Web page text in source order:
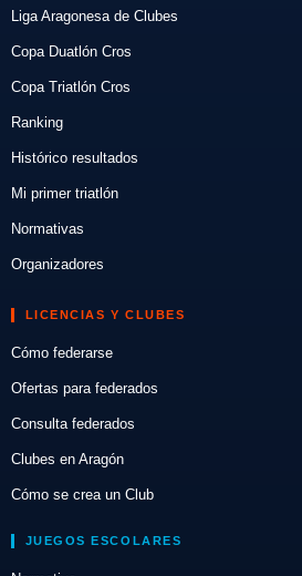
Liga Aragonesa de Clubes
Copa Duatlón Cros
Copa Triatlón Cros
Ranking
Histórico resultados
Mi primer triatlón
Normativas
Organizadores
LICENCIAS Y CLUBES
Cómo federarse
Ofertas para federados
Consulta federados
Clubes en Aragón
Cómo se crea un Club
JUEGOS ESCOLARES